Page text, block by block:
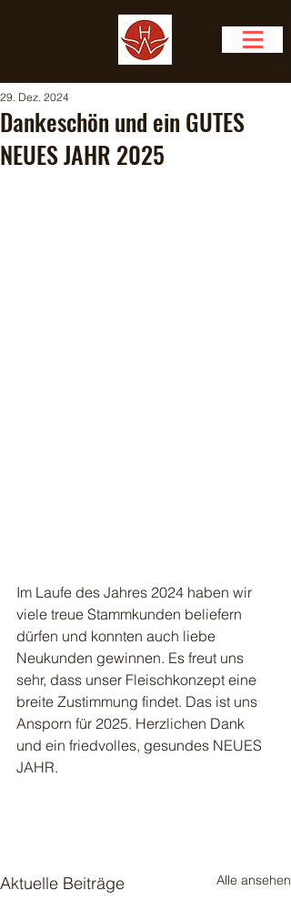
Dankeschön und ein GUTES
NEUES JAHR 2025
29. Dez. 2024
Im Laufe des Jahres 2024 haben wir
viele treue Stammkunden beliefern
dürfen und konnten auch liebe
Neukunden gewinnen. Es freut uns
sehr, dass unser Fleischkonzept eine
breite Zustimmung findet. Das ist uns
Ansporn für 2025. Herzlichen Dank
und ein friedvolles, gesundes NEUES
JAHR.
Aktuelle Beiträge Alle ansehen